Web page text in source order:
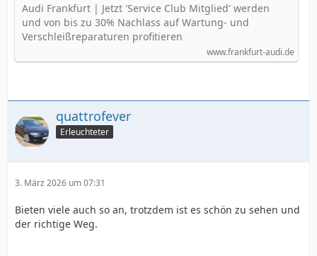
Audi Frankfurt | Jetzt 'Service Club Mitglied' werden
und von bis zu 30% Nachlass auf Wartung- und
Verschleißreparaturen profitieren
www.frankfurt-audi.de
quattrofever
Erleuchteter
3. März 2026 um 07:31
Bieten viele auch so an, trotzdem ist es schön zu sehen und
der richtige Weg.